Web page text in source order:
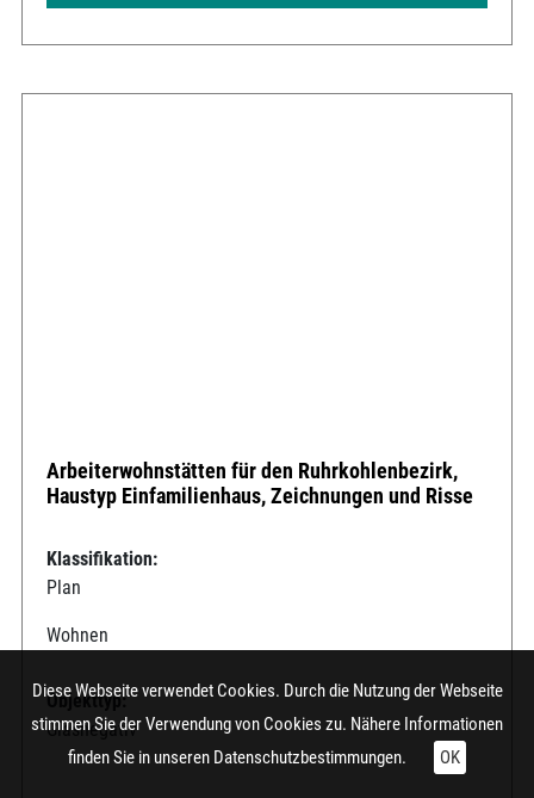
Arbeiterwohnstätten für den Ruhrkohlenbezirk,
Haustyp Einfamilienhaus, Zeichnungen und Risse
Klassifikation:
Plan
Wohnen
Objekttyp:
Glasnegativ
Diese Webseite verwendet Cookies. Durch die Nutzung der Webseite
stimmen Sie der Verwendung von Cookies zu. Nähere Informationen
finden Sie in unseren Datenschutzbestimmungen. OK